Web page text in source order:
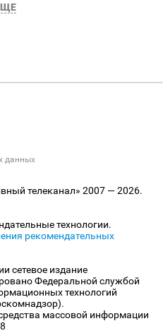
данных
телеканал» 2007 — 2026.
технологии.
рекомендательных
сетевое издание
Федеральной службой
технологий
массовой информации